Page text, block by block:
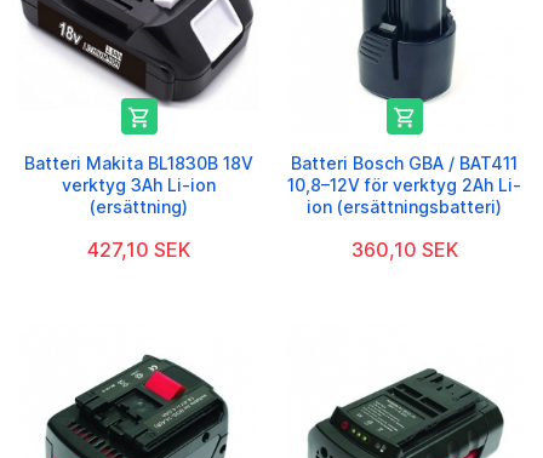

Batteri Makita BL1830B 18V
verktyg 3Ah Li-ion
(ersättning)
427,10 SEK

Batteri Bosch GBA / BAT411
10,8–12V för verktyg 2Ah Li-
ion (ersättningsbatteri)
360,10 SEK